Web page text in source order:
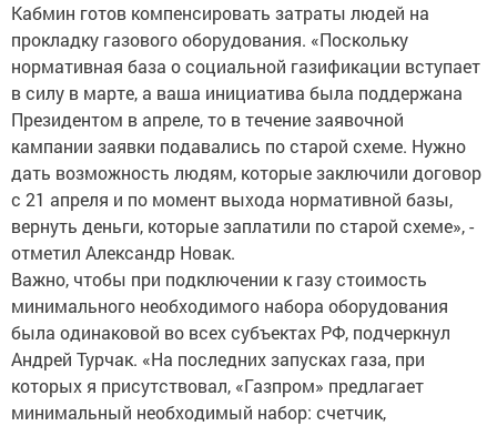
Кабмин готов компенсировать затраты людей на
прокладку газового оборудования. «Поскольку
нормативная база о социальной газификации вступает
в силу в марте, а ваша инициатива была поддержана
Президентом в апреле, то в течение заявочной
кампании заявки подавались по старой схеме. Нужно
дать возможность людям, которые заключили договор
с 21 апреля и по момент выхода нормативной базы,
вернуть деньги, которые заплатили по старой схеме», -
отметил Александр Новак.
Важно, чтобы при подключении к газу стоимость
минимального необходимого набора оборудования
была одинаковой во всех субъектах РФ, подчеркнул
Андрей Турчак. «На последних запусках газа, при
которых я присутствовал, «Газпром» предлагает
минимальный необходимый набор: счетчик,